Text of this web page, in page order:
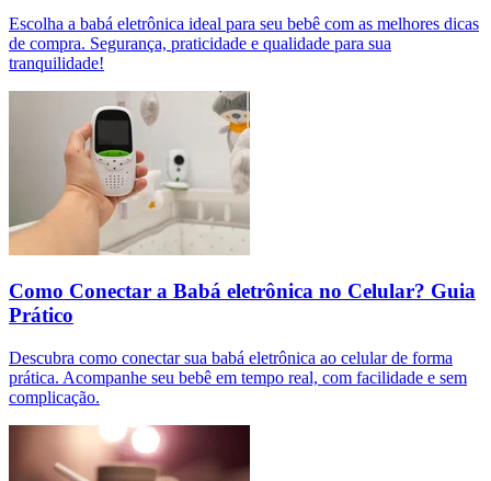
Escolha a babá eletrônica ideal para seu bebê com as melhores dicas
de compra. Segurança, praticidade e qualidade para sua
tranquilidade!
Como Conectar a Babá eletrônica no Celular? Guia
Prático
Descubra como conectar sua babá eletrônica ao celular de forma
prática. Acompanhe seu bebê em tempo real, com facilidade e sem
complicação.